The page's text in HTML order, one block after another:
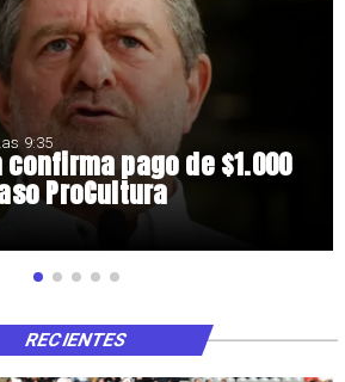
confirma pago de $1.000
ProCultura
9:35
RECIENTES